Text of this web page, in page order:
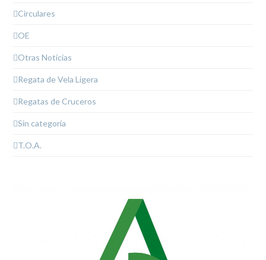
Circulares
OE
Otras Noticias
Regata de Vela Ligera
Regatas de Cruceros
Sin categoría
T.O.A.